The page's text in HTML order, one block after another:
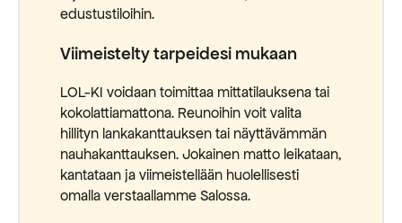
edustustiloihin.
Viimeistelty tarpeidesi mukaan
LOL-KI voidaan toimittaa mittatilauksena tai
kokolattiamattona. Reunoihin voit valita
hillityn lankakanttauksen tai näyttävämmän
nauhakanttauksen. Jokainen matto leikataan,
kantataan ja viimeistellään huolellisesti
omalla verstaallamme Salossa.